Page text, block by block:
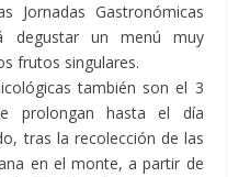
Jornadas Gastronómicas
degustar un menú muy
frutos singulares.
también son el 3
prolongan hasta el día
tras la recolección de las
en el monte, a partir de